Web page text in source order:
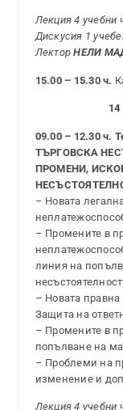
Лекция 4 учебни
Дискусия 1
ЛекторНЕЛИ
15.00 – 15.30 ч.
09.00 – 12.30 ч.
ТЪРГОВСКА
ПРОМЕНИ,
– Новата
– Промените в
линия на
– Новата правна
Защита на
– Промените в
попълване на
– Проблеми на
изменение и
Лекция 4 учебни